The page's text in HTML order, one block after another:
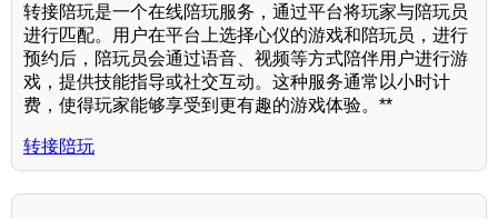
转接陪玩是一个在线陪玩服务，通过平台将玩家与陪玩员
进行匹配。用户在平台上选择心仪的游戏和陪玩员，进行
预约后，陪玩员会通过语音、视频等方式陪伴用户进行游
戏，提供技能指导或社交互动。这种服务通常以小时计
费，使得玩家能够享受到更有趣的游戏体验。**
转接陪玩